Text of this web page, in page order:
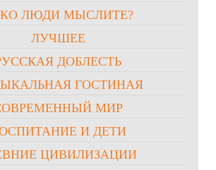
ЛЮДИ МЫСЛИТЕ?
ЛУЧШЕЕ
ДОБЛЕСТЬ
ГОСТИНАЯ
МИР
И ДЕТИ
ЦИВИЛИЗАЦИИ